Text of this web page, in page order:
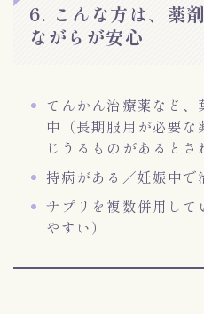
6. こんな方は、薬
ながらが安心
てんかん治療薬など
中（長期服用が必要
じうるものがあるとさ
持病がある／妊娠中で
サプリを複数併用して
やすい）